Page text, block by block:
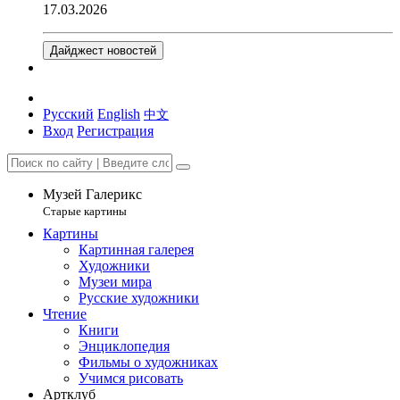
17.03.2026
Дайджест новостей
Русский English 中文
Вход Регистрация
Музей Галерикс
Старые картины
Картины
Картинная галерея
Художники
Музеи мира
Русские художники
Чтение
Книги
Энциклопедия
Фильмы о художниках
Учимся рисовать
Артклуб